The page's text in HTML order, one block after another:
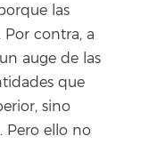
las
contra, a
auge de las
que
sino
Pero ello no